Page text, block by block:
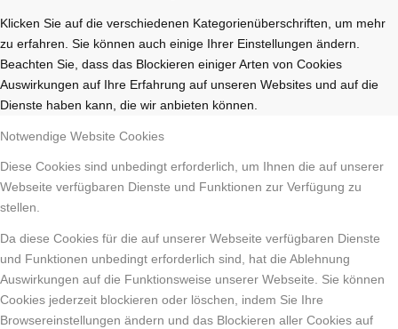
Klicken Sie auf die verschiedenen Kategorienüberschriften, um mehr
zu erfahren. Sie können auch einige Ihrer Einstellungen ändern.
Beachten Sie, dass das Blockieren einiger Arten von Cookies
Auswirkungen auf Ihre Erfahrung auf unseren Websites und auf die
Dienste haben kann, die wir anbieten können.
Notwendige Website Cookies
Diese Cookies sind unbedingt erforderlich, um Ihnen die auf unserer
Webseite verfügbaren Dienste und Funktionen zur Verfügung zu
stellen.
Da diese Cookies für die auf unserer Webseite verfügbaren Dienste
und Funktionen unbedingt erforderlich sind, hat die Ablehnung
Auswirkungen auf die Funktionsweise unserer Webseite. Sie können
Cookies jederzeit blockieren oder löschen, indem Sie Ihre
Browsereinstellungen ändern und das Blockieren aller Cookies auf